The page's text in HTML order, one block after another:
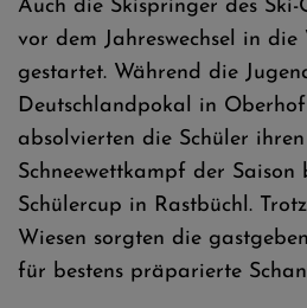
Auch die Skispringer des
vor dem Jahreswechsel in die
gestartet. Während die
Deutschlandpokal in
absolvierten die Schüler ihren
Schneewettkampf der Saison
Schülercup in Rastbüchl.
Wiesen sorgten die
für bestens präparierte